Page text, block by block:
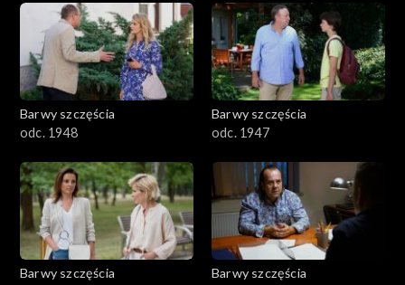
Barwy szczęścia
odc. 1948
Barwy szczęścia
odc. 1947
Barwy szczęścia
Barwy szczęścia